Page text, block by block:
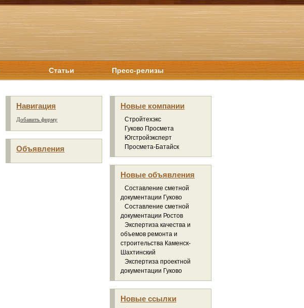
Статьи Пресс-релизы
Навигация
Добавить фирму
Объявления
Новые компании
Стройтехэкс
Гуково Просмета
Югстройэксперт
Просмета-Батайск
Новые объявления
Составление сметной
документации Гуково
Составление сметной
документации Ростов
Экспертиза качества и
объемов ремонта и
строительства Каменск-
Шахтинский
Экспертиза проектной
документации Гуково
Новые ссылки